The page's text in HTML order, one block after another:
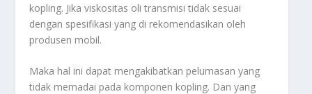
kopling. Jika viskositas oli transmisi tidak sesuai
dengan spesifikasi yang di rekomendasikan oleh
produsen mobil.
Maka hal ini dapat mengakibatkan pelumasan yang
tidak memadai pada komponen kopling. Dan yang